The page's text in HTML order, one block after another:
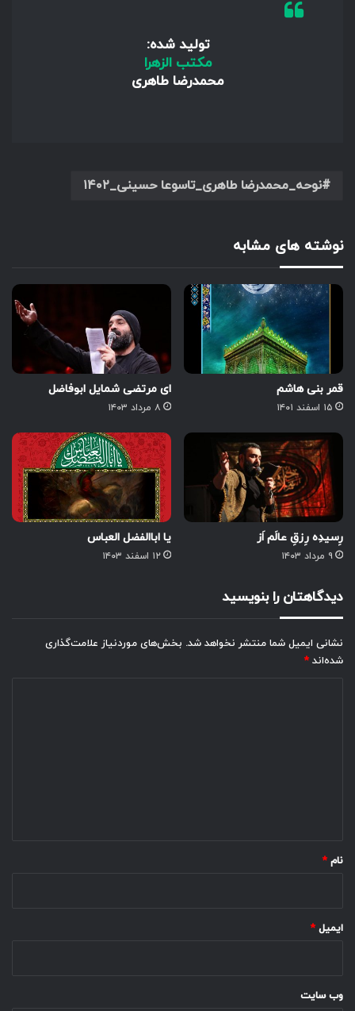
تولید شده:
مکتب الزهرا
محمدرضا طاهری
نوحه_محمدرضا طاهری_تاسوعا حسینی_۱۴۰۲
نوشته های مشابه
قمر بنی هاشم
۱۵ اسفند ۱۴۰۱
ای مرتضی شمایل ابوفاضل
۸ مرداد ۱۴۰۳
رِسیدِه رِزقِ عالَم اَز
۹ مرداد ۱۴۰۳
یا اباالفضل العباس
۱۲ اسفند ۱۴۰۳
دیدگاهتان را بنویسید
نشانی ایمیل شما منتشر نخواهد شد. بخش‌های موردنیاز علامت‌گذاری
شده‌اند *
نام *
ایمیل *
وب‌ سایت